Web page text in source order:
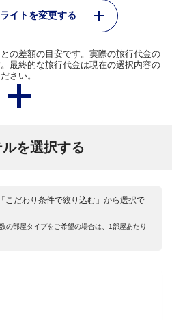
イトを変更する
の差額の目安です。実際の旅行代金の
最終的な旅行代金は現在の選択内容の
さい。
を選択する
こだわり条件で絞り込む」から選択で
の部屋タイプをご希望の場合は、1部屋あたり